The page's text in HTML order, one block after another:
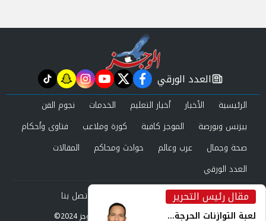
مقال رئيس التحرير
لعبة التوازنات الحرجة...
newspaper
العدد الورقي facebook
twitter
youtube
instagram
snapchat
tiktok
الرئيسية الأخبار أخبار التعليم الخدمات
نجوم الفن
بيزنس وبورصة
الموجز كافية كورة وملاعب
فتاوى وأحكام
صحة وجمال
عرب وعالم حوادث ومحاكم
المقالات
العدد الورقي
من نحن
اتصل بنا
©2024 الموجز All Rights Reserved.